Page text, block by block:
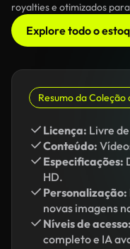
royalties e otimizados
Explore todo o
Resumo da Coleção
Licença: Livre
Conteúdo:
Especificações:
HD.
Personalização:
novas imagens
Níveis de acesso:
completo e IA